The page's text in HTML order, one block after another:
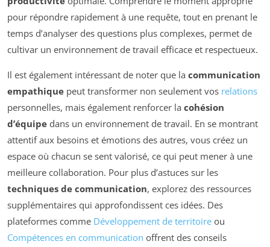
pour répondre rapidement à une requête, tout en prenant le
temps d’analyser des questions plus complexes, permet de
cultivar un environnement de travail efficace et respectueux.
Il est également intéressant de noter que la communication
empathique peut transformer non seulement vos relations
personnelles, mais également renforcer la cohésion
d’équipe dans un environnement de travail. En se montrant
attentif aux besoins et émotions des autres, vous créez un
espace où chacun se sent valorisé, ce qui peut mener à une
meilleure collaboration. Pour plus d’astuces sur les
techniques de communication, explorez des ressources
supplémentaires qui approfondissent ces idées. Des
plateformes comme Développement de territoire ou
Compétences en communication offrent des conseils